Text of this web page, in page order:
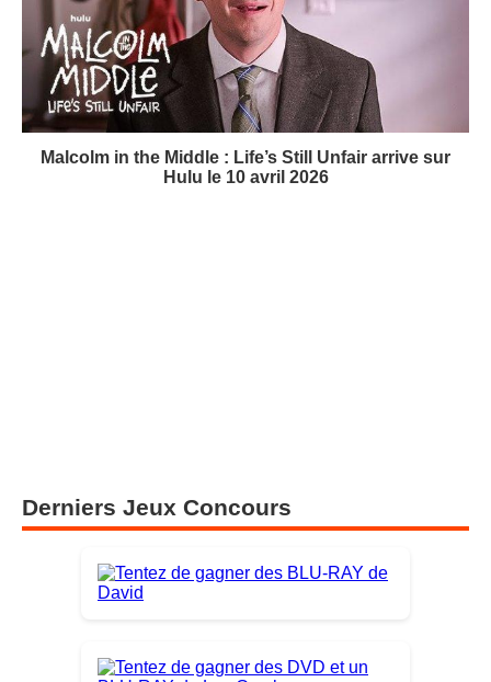
Malcolm in the Middle : Life’s Still Unfair arrive sur
Hulu le 10 avril 2026
Derniers Jeux Concours